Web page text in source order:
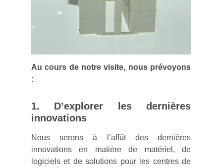
Au cours de notre visite, nous prévoyons
:
1. D’explorer les dernières
innovations
Nous serons à l’affût des dernières
innovations en matière de matériel, de
logiciels et de solutions pour les centres de